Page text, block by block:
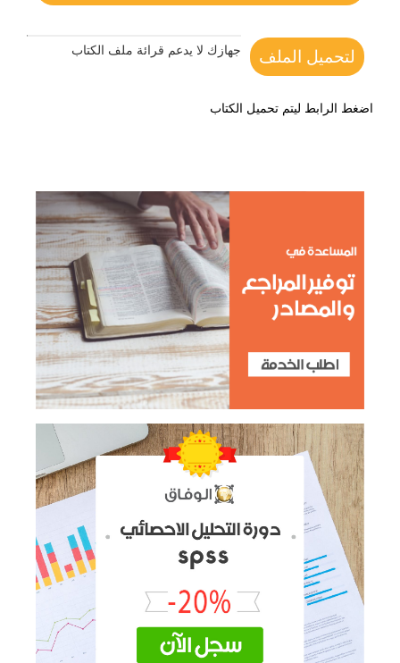
لتحميل الملف جهازك لا يدعم قرائة ملف الكتاب
اضغط الرابط ليتم تحميل الكتاب